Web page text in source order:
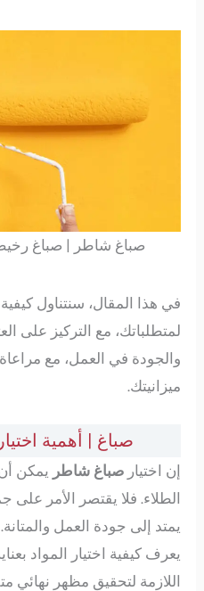
صباغ شاطر | صباغ رخيص |
في هذا المقال، سنتناول كيفية
لمتطلباتك، مع التركيز على
والجودة في العمل، مع
ميزانيتك.
صباغ | أهمية
إن اختيارصباغ شاطر يمكن
الطلاء. فلا يقتصر الأمر على
يمتد إلى جودة العمل والمتانة.
يعرف كيفية اختيار المواد
اللازمة لتحقيق مظهر نهائي